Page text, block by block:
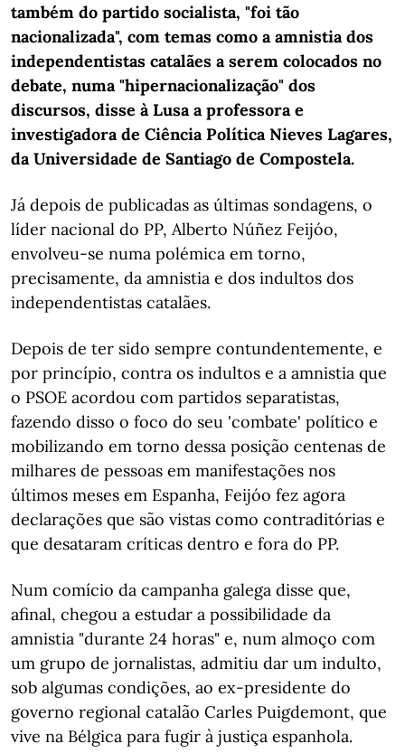
também do partido socialista, "foi tão
nacionalizada", com temas como a amnistia dos
independentistas catalães a serem colocados no
debate, numa "hipernacionalização" dos
discursos, disse à Lusa a professora e
investigadora de Ciência Política Nieves Lagares,
da Universidade de Santiago de Compostela.
Já depois de publicadas as últimas sondagens, o
líder nacional do PP, Alberto Núñez Feijóo,
envolveu-se numa polémica em torno,
precisamente, da amnistia e dos indultos dos
independentistas catalães.
Depois de ter sido sempre contundentemente, e
por princípio, contra os indultos e a amnistia que
o PSOE acordou com partidos separatistas,
fazendo disso o foco do seu 'combate' político e
mobilizando em torno dessa posição centenas de
milhares de pessoas em manifestações nos
últimos meses em Espanha, Feijóo fez agora
declarações que são vistas como contraditórias e
que desataram críticas dentro e fora do PP.
Num comício da campanha galega disse que,
afinal, chegou a estudar a possibilidade da
amnistia "durante 24 horas" e, num almoço com
um grupo de jornalistas, admitiu dar um indulto,
sob algumas condições, ao ex-presidente do
governo regional catalão Carles Puigdemont, que
vive na Bélgica para fugir à justiça espanhola.